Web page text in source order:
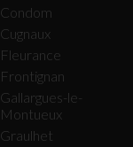
Condom
Cugnaux
Fleurance
Frontignan
Gallargues-le-
Montueux
Graulhet